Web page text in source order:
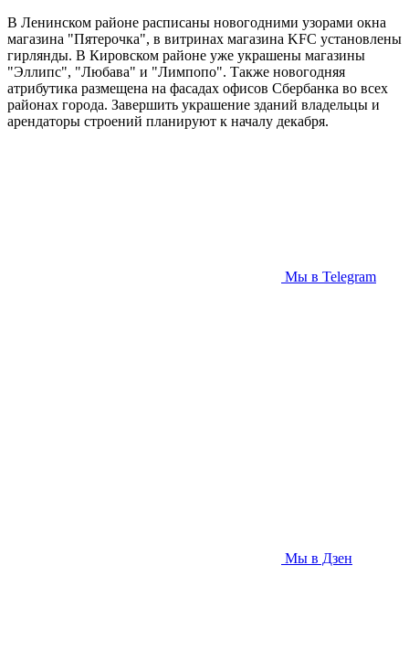
В Ленинском районе расписаны новогодними узорами окна
магазина "Пятерочка", в витринах магазина KFC установлены
гирлянды. В Кировском районе уже украшены магазины
"Эллипс", "Любава" и "Лимпопо". Также новогодняя
атрибутика размещена на фасадах офисов Сбербанка во всех
районах города. Завершить украшение зданий владельцы и
арендаторы строений планируют к началу декабря.
Мы в Telegram
Мы в Дзен